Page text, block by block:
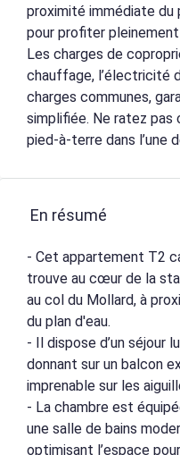
proximité immédiate du
pour profiter
Les charges de
chauffage, l’électricité
charges communes,
simplifiée. Ne ratez pas
pied-à-terre dans l’une
En résumé
- Cet appartement T2
trouve au cœur de la
au col du Mollard, à
du plan d'eau.
- Il dispose d’un séjour
donnant sur un balcon
imprenable sur les
- La chambre est
une salle de bains
optimisant l’espace